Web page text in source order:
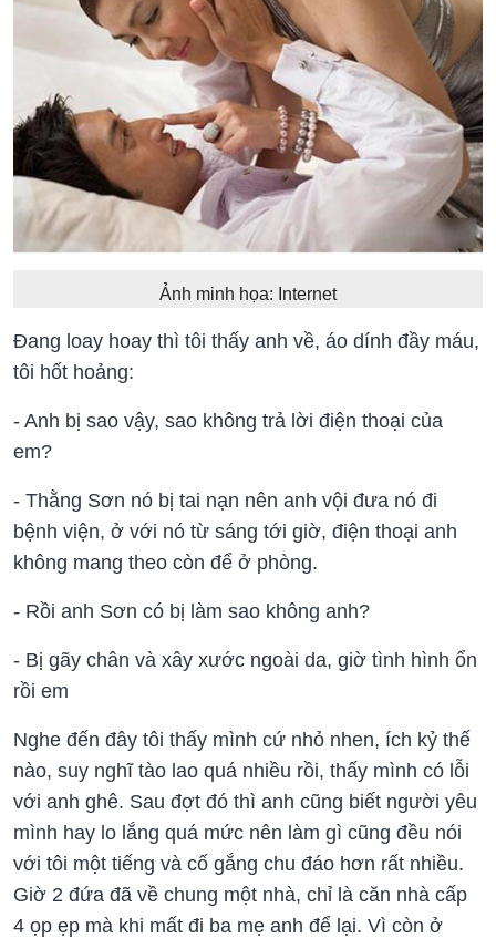
Ảnh minh họa: Internet
Đang loay hoay thì tôi thấy anh về, áo dính đầy máu,
tôi hốt hoảng:
- Anh bị sao vậy, sao không trả lời điện thoại của
em?
- Thằng Sơn nó bị tai nạn nên anh vội đưa nó đi
bệnh viện, ở với nó từ sáng tới giờ, điện thoại anh
không mang theo còn để ở phòng.
- Rồi anh Sơn có bị làm sao không anh?
- Bị gãy chân và xây xước ngoài da, giờ tình hình ổn
rồi em
Nghe đến đây tôi thấy mình cứ nhỏ nhen, ích kỷ thế
nào, suy nghĩ tào lao quá nhiều rồi, thấy mình có lỗi
với anh ghê. Sau đợt đó thì anh cũng biết người yêu
mình hay lo lắng quá mức nên làm gì cũng đều nói
với tôi một tiếng và cố gắng chu đáo hơn rất nhiều.
Giờ 2 đứa đã về chung một nhà, chỉ là căn nhà cấp
4 ọp ẹp mà khi mất đi ba mẹ anh để lại. Vì còn ở